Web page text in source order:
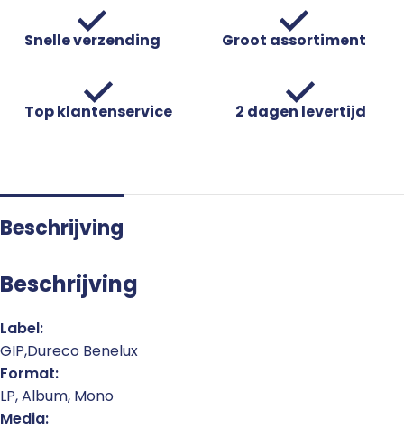
Snelle verzending Groot assortiment
Top klantenservice 2 dagen levertijd
Beschrijving
Beschrijving
Label:
GIP,Dureco Benelux
Format:
LP, Album, Mono
Media: